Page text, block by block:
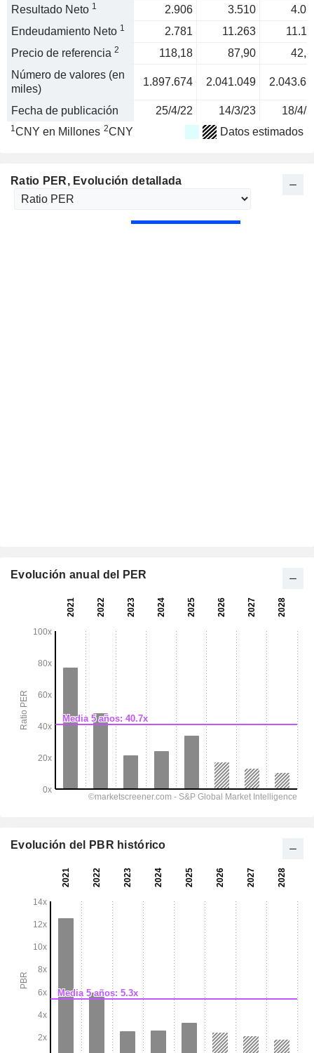
Resultado Neto 1 2.906 3.510
Endeudamiento Neto 1 2.781 11.263
Precio de referencia 2 118,18 87,90
Número de valores (en
miles)
1.897.674 2.041.049
Fecha de publicación 25/4/22 14/3/23 18/4/
1CNY en Millones 2CNY Datos estimados
Ratio PER, Evolución detallada
Evolución anual del PER
Evolución del PBR histórico